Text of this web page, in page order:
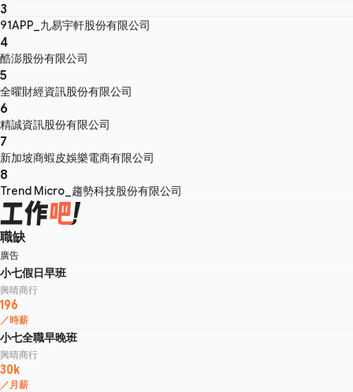
3
91APP_九易宇軒股份有限公司
4
酷澎股份有限公司
5
全曜財經資訊股份有限公司
6
精誠資訊股份有限公司
7
新加坡商蝦皮娛樂電商有限公司
8
Trend Micro_趨勢科技股份有限公司
職缺
廣告
小七假日早班
興晴商行
196
／時薪
小七全職早晚班
興晴商行
30k
／月薪